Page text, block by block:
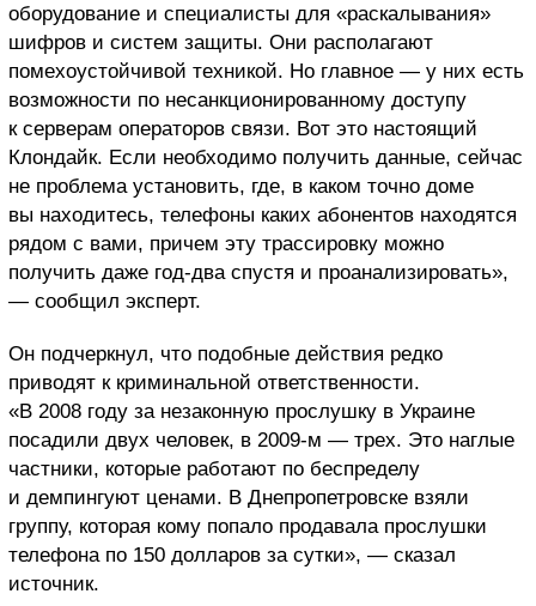
оборудование и специалисты для «раскалывания»
шифров и систем защиты. Они располагают
помехоустойчивой техникой. Но главное — у них есть
возможности по несанкционированному доступу
к серверам операторов связи. Вот это настоящий
Клондайк. Если необходимо получить данные, сейчас
не проблема установить, где, в каком точно доме
вы находитесь, телефоны каких абонентов находятся
рядом с вами, причем эту трассировку можно
получить даже год-два спустя и проанализировать»,
— сообщил эксперт.
Он подчеркнул, что подобные действия редко
приводят к криминальной ответственности.
«В 2008 году за незаконную прослушку в Украине
посадили двух человек, в 2009-м — трех. Это наглые
частники, которые работают по беспределу
и демпингуют ценами. В Днепропетровске взяли
группу, которая кому попало продавала прослушки
телефона по 150 долларов за сутки», — сказал
источник.